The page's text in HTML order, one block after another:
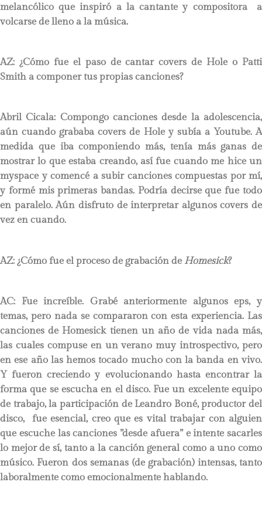
melancólico que inspiró a la cantante y compositora a
volcarse de lleno a la música.
AZ: ¿Cómo fue el paso de cantar covers de Hole o Patti
Smith a componer tus propias canciones?
Abril Cicala: Compongo canciones desde la adolescencia,
aún cuando grababa covers de Hole y subía a Youtube. A
medida que iba componiendo más, tenía más ganas de
mostrar lo que estaba creando, así fue cuando me hice un
myspace y comencé a subir canciones compuestas por mí,
y formé mis primeras bandas. Podría decirse que fue todo
en paralelo. Aún disfruto de interpretar algunos covers de
vez en cuando.
AZ: ¿Cómo fue el proceso de grabación de Homesick?
AC: Fue increíble. Grabé anteriormente algunos eps, y
temas, pero nada se compararon con esta experiencia. Las
canciones de Homesick tienen un año de vida nada más,
las cuales compuse en un verano muy introspectivo, pero
en ese año las hemos tocado mucho con la banda en vivo.
Y fueron creciendo y evolucionando hasta encontrar la
forma que se escucha en el disco. Fue un excelente equipo
de trabajo, la participación de Leandro Boné, productor del
disco, fue esencial, creo que es vital trabajar con alguien
que escuche las canciones ”desde afuera” e intente sacarles
lo mejor de sí, tanto a la canción general como a uno como
músico. Fueron dos semanas (de grabación) intensas, tanto
laboralmente como emocionalmente hablando.